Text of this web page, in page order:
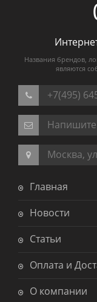
Названия брендов,
являются
+7(495)
Москва,
Главная
Новости
Статьи
Оплата и
О компании